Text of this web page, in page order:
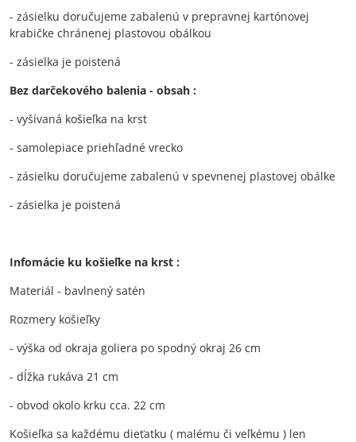
- zásielku doručujeme zabalenú v prepravnej kartónovej
krabičke chránenej plastovou obálkou
- zásielka je poistená
Bez darčekového balenia - obsah :
- vyšívaná košieľka na krst
- samolepiace priehľadné vrecko
- zásielku doručujeme zabalenú v spevnenej plastovej obálke
- zásielka je poistená
Infomácie ku košieľke na krst :
Materiál - bavlnený satén
Rozmery košieľky
- výška od okraja goliera po spodný okraj 26 cm
- dĺžka rukáva 21 cm
- obvod okolo krku cca. 22 cm
Košieľka sa každému dieťatku ( malému či veľkému ) len